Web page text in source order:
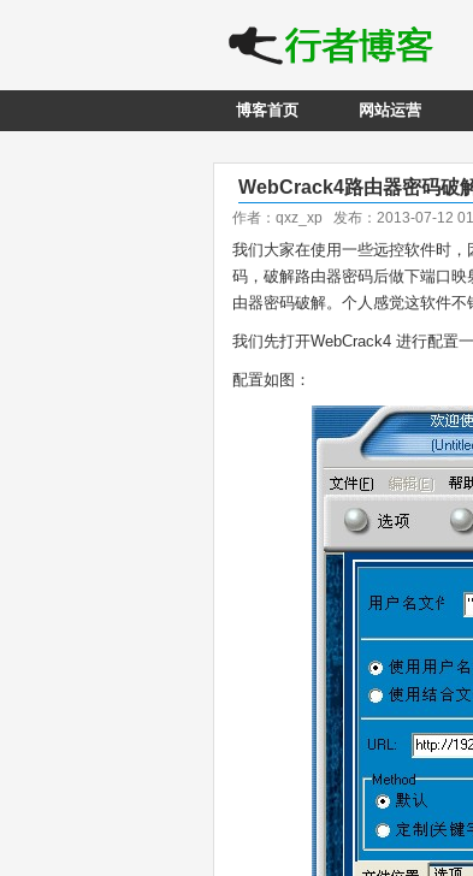
博客首页 网站运营
WebCrack4路由器密码破
作者：qxz_xp 发布：2013-07-12
我们大家在使用一些远控软件时
码，破解路由器密码后做下端口
由器密码破解。个人感觉这软件不
我们先打开WebCrack4 进行配置一
配置如图：